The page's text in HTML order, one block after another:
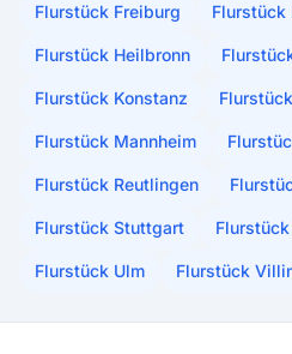
Flurstück Freiburg Flurstück
Flurstück Heilbronn
Flurstück Konstanz
Flurstück Mannheim
Flurstück Reutlingen
Flurstück Stuttgart
Flurstück Ulm Flurstück